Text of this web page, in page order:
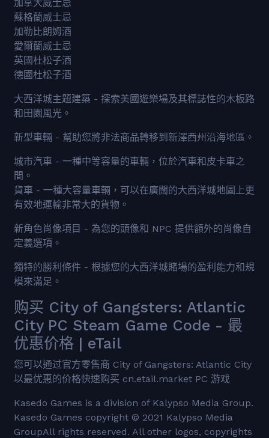
加拿大威士忌
蘇格蘭威士忌
加勒比朗姆酒
愛爾蘭威士忌
英國杜松子酒
德國杜松子酒
大西洋城主題建築 - 探索美國遊樂場及其標誌性的木板路
和田園風光​​。
新型車輛 - 幫助您將非法商品轉移到新澤西州沿海地區。
城市汽車 - 一種中等容量的車輛，位於汽車和皮卡車之
間。
貨車 - 一種大容量車輛，可以在廣闊的大西洋城地圖上更
有效地運輸非常大的貨物。
新角色肖像項目 - 為您的頭像和 NPC 提供額外的肖像自
定義選項。
獨特的勝利條件 - 根據您的大西洋城賭場的盈利能力和規
模來滿足。
购买 City of Gangsters: Atlantic
City PC Steam Game Code - 最
优惠价格 | eTail
您可以通过官方零售商 City of Gangsters: Atlantic City
以最优惠的价格快速购买 cn.etail.market PC 游戏
Kasedo Games is a division of Kalypso Media Group.
Kasedo Games copyright © 2021 Kalypso Media
GroupAll rights reserved. All other logos, copyrights